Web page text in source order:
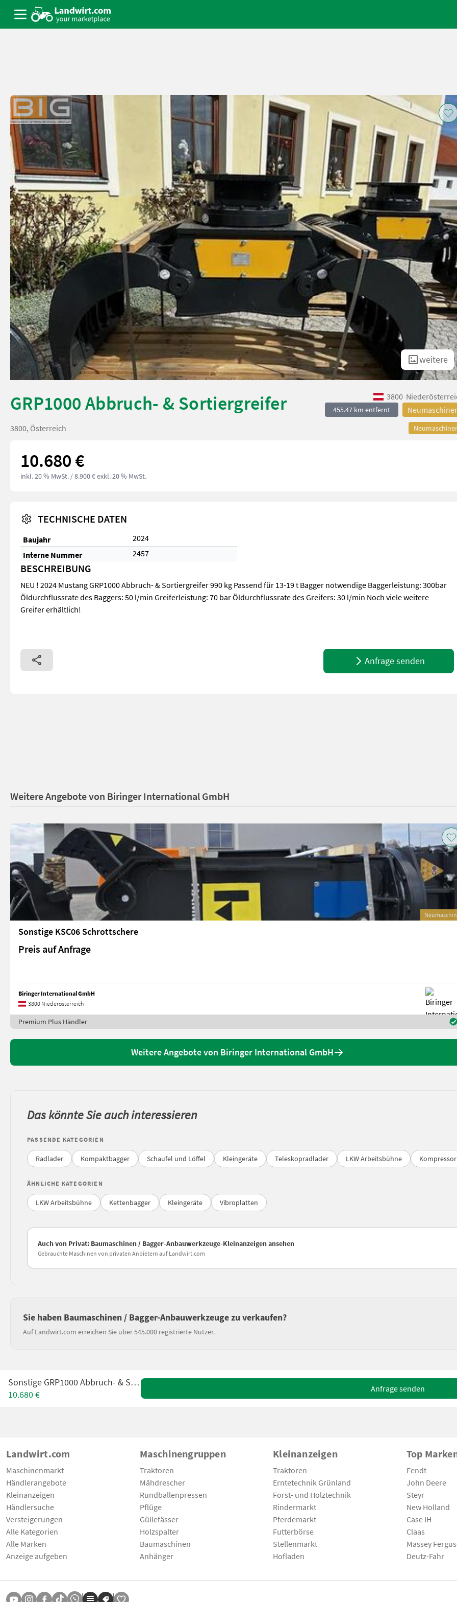
weitere
GRP1000 Abbruch- & Sortiergreifer 3800
455.47 km entfernt
3800, Österreich
10.680 €
inkl. 20 % MwSt. / 8.900 € exkl. 20 % MwSt.
TECHNISCHE DATEN
Baujahr
2024
Interne Nummer
2457
BESCHREIBUNG
NEU ! 2024 Mustang GRP1000 Abbruch- & Sortiergreifer 990 kg Passend für 13-19 t Bagger notwendige Baggerleistung: 300bar
Öldurchflussrate des Baggers: 50 l/min Greiferleistung: 70 bar Öldurchflussrate des Greifers: 30 l/min Noch viele weitere
Greifer erhältlich!
NEU ! 2024 Mustang GRP1000 Abbruch- & Sortiergreifer 990 kg Passend für 13-19 t Bagger notwendige Baggerleistung:
Anfrage senden
Weitere Angebote von Biringer International GmbH
Sonstige KSC06 Schrottschere
Preis auf Anfrage
Biringer International GmbH
3800 Niederösterreich
Premium Plus Händler
Weitere Angebote von Biringer International GmbH
Das könnte Sie auch interessieren
PASSENDE KATEGORIEN
Radlader Kompaktbagger Schaufel und Löffel Kleingeräte Teleskopradlader LKW Arbeitsbühne Kompressor
ÄHNLICHE KATEGORIEN
LKW Arbeitsbühne Kettenbagger Kleingeräte Vibroplatten
Auch von Privat: Baumaschinen / Bagger-Anbauwerkzeuge-Kleinanzeigen ansehen
Gebrauchte Maschinen von privaten Anbietern auf Landwirt.com
Sie haben Baumaschinen / Bagger-Anbauwerkzeuge zu verkaufen?
Auf Landwirt.com erreichen Sie über 545.000 registrierte Nutzer.
Sonstige GRP1000 Abbruch- & Sortiergreifer
10.680 €
Anfrage senden
Landwirt.com
Maschinenmarkt
Händlerangebote
Kleinanzeigen
Händlersuche
Versteigerungen
Alle Kategorien
Alle Marken
Anzeige aufgeben
Maschinengruppen
Traktoren
Mähdrescher
Rundballenpressen
Pflüge
Güllefässer
Holzspalter
Baumaschinen
Anhänger
Kleinanzeigen
Traktoren
Erntetechnik Grünland
Forst- und Holztechnik
Rindermarkt
Pferdemarkt
Futterbörse
Stellenmarkt
Hofladen
Top
Fendt
John Deere
Steyr
New Holland
Case IH
Claas
Massey
Deutz-Fahr